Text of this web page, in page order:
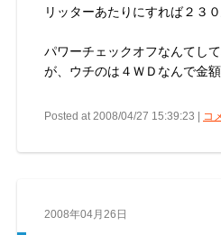
リッターあたりにすれば２３
パワーチェックオフなんてし
が、ウチのは４ＷＤなんで金
Posted at 2008/04/27 15:39:23 | コ
2008年04月26日